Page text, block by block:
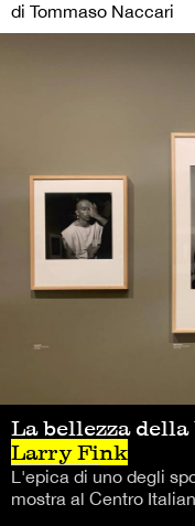
di Tommaso Naccari
La bellezza
Larry Fink
L'epica di uno degli
mostra al Centro